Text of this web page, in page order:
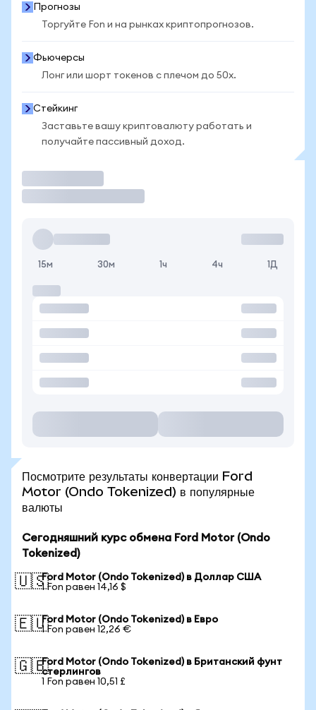
Прогнозы
Торгуйте Fon и на рынках криптопрогнозов.
Фьючерсы
Лонг или шорт токенов с плечом до 50x.
Стейкинг
Заставьте вашу криптовалюту работать и
получайте пассивный доход.
15м 30м 1ч 4ч 1Д
Посмотрите результаты конвертации Ford
Motor (Ondo Tokenized) в популярные
валюты
Сегодняшний курс обмена Ford Motor (Ondo
Tokenized)
🇺🇸Ford Motor (Ondo Tokenized) в Доллар США
1 Fon равен 14,16 $
🇪🇺Ford Motor (Ondo Tokenized) в Евро
1 Fon равен 12,26 €
🇬🇧Ford Motor (Ondo Tokenized) в Британский фунт
стерлингов
1 Fon равен 10,51 £